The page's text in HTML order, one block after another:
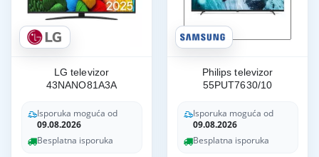
LG televizor
43NANO81A3A
Isporuka moguća od
09.08.2026
Besplatna isporuka
Philips televizor
55PUT7630/10
Isporuka moguća od
09.08.2026
Besplatna isporuka